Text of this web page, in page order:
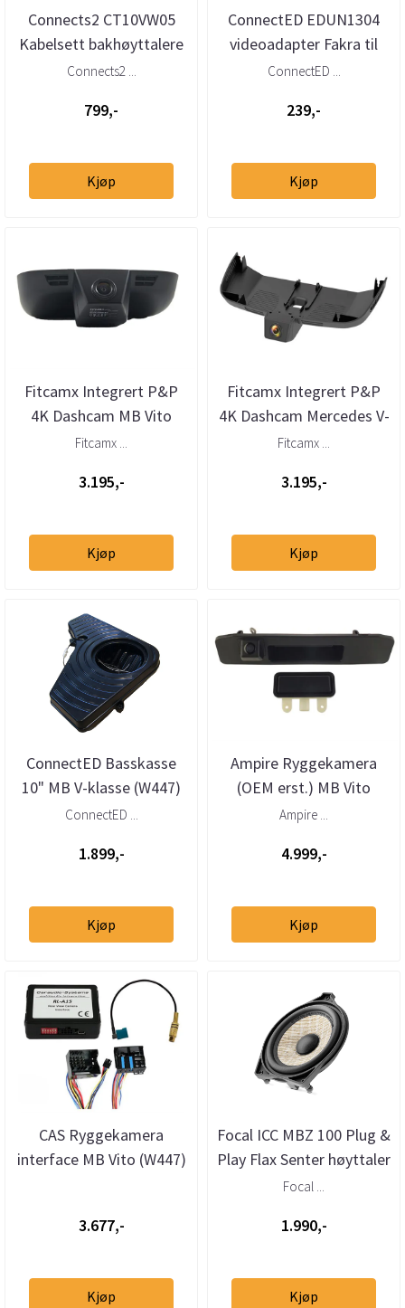
Connects2 CT10VW05
Kabelsett bakhøyttalere
Quadlock VW / MAN /
Connects2 ...
799,-
Kjøp
ConnectED EDUN1304
videoadapter Fakra til
RCA Ford, Mercedes,
ConnectED ...
239,-
Kjøp
Fitcamx Integrert P&P
4K Dashcam MB Vito
(W447) (2015 -->)
Fitcamx ...
3.195,-
Kjøp
Fitcamx Integrert P&P
4K Dashcam Mercedes V-
klasse (2014 - 2023)
Fitcamx ...
3.195,-
Kjøp
ConnectED Basskasse
10" MB V-klasse (W447)
(2015 -->)
ConnectED ...
1.899,-
Kjøp
Ampire Ryggekamera
(OEM erst.) MB Vito
(2015 -->) m/topphengl
Ampire ...
4.999,-
Kjøp
CAS Ryggekamera
interface MB Vito (W447)
3.677,-
Kjøp
Focal ICC MBZ 100 Plug &
Play Flax Senter høyttaler
Mercedes
Focal ...
1.990,-
Kjøp